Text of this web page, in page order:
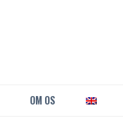
OM OS